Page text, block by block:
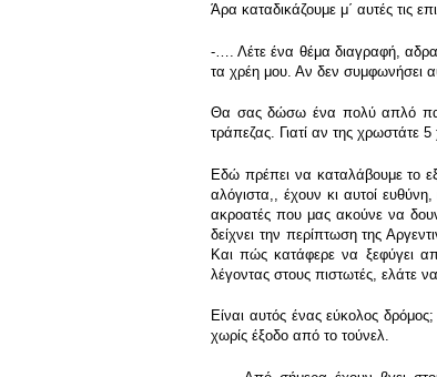
Άρα καταδικάζουμε μ΄ αυτές τις
-…. Λέτε ένα θέμα διαγραφή,
τα χρέη μου. Αν δεν συμφωνήσει
Θα σας δώσω ένα πολύ απλό
τράπεζας. Γιατί αν της χρωστάτε
Εδώ πρέπει να καταλάβουμε το
αλόγιστα,, έχουν κι αυτοί
ακροατές που μας ακούνε να δουν
δείχνει την περίπτωση της
Και πώς κατάφερε να ξεφύγει
λέγοντας στους πιστωτές, ελάτε
Είναι αυτός ένας εύκολος
χωρίς έξοδο από το τούνελ.